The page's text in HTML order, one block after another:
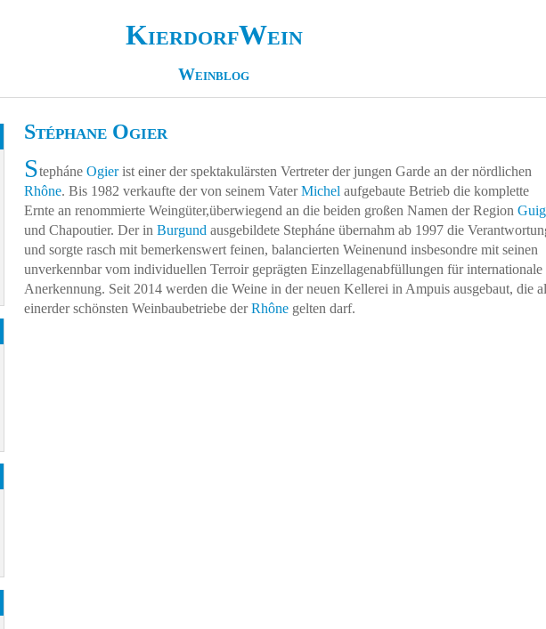
KierdorfWein
Weinblog
Stéphane Ogier
Stepháne Ogierist einer der spektakulärsten Vertreter der jungen Garde an der nördlichen
Rhône. Bis 1982 verkaufte der von seinem VaterMichel aufgebaute Betrieb die komplette
Ernte an renommierte Weingüter,überwiegend an die beiden großen Namen der Region
und Chapoutier. Der in Burgund ausgebildete Stepháne übernahm ab 1997 die
und sorgte rasch mit bemerkenswert feinen, balancierten Weinenund insbesondre mit seinen
unverkennbar vom individuellen Terroir geprägten Einzellagenabfüllungen für internationale
Anerkennung. Seit 2014 werden die Weine in der neuen Kellerei in Ampuis ausgebaut, die
einerder schönsten Weinbaubetriebe derRhône gelten darf.